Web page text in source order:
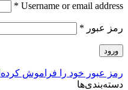
Username or email address
*
رمز عبور *
ورود
رمز عبور خود را فراموش
دسته‌بندی‌ها